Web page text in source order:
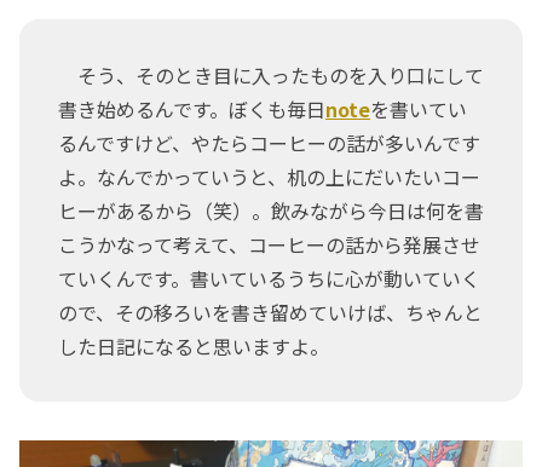
そう、そのとき目に入ったものを入り口にして
書き始めるんです。ぼくも毎日noteを書いてい
るんですけど、やたらコーヒーの話が多いんです
よ。なんでかっていうと、机の上にだいたいコー
ヒーがあるから（笑）。飲みながら今日は何を書
こうかなって考えて、コーヒーの話から発展させ
ていくんです。書いているうちに心が動いていく
ので、その移ろいを書き留めていけば、ちゃんと
した日記になると思いますよ。